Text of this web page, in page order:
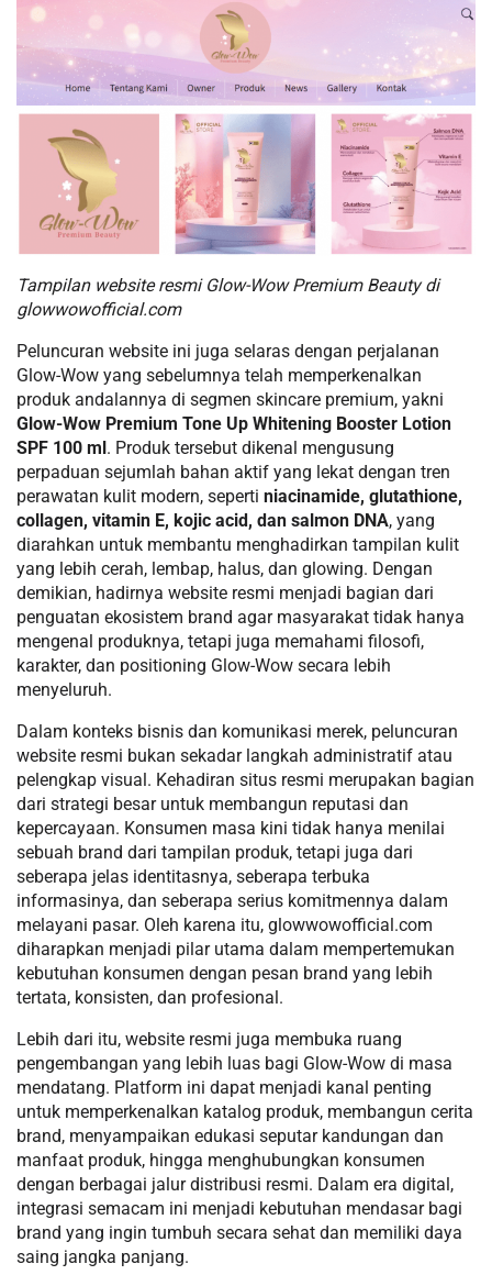
Tampilan website resmi Glow-Wow Premium Beauty di
glowwowofficial.com
Peluncuran website ini juga selaras dengan perjalanan
Glow-Wow yang sebelumnya telah memperkenalkan
produk andalannya di segmen skincare premium, yakni
Glow-Wow Premium Tone Up Whitening Booster Lotion
SPF 100 ml. Produk tersebut dikenal mengusung
perpaduan sejumlah bahan aktif yang lekat dengan tren
perawatan kulit modern, seperti niacinamide, glutathione,
collagen, vitamin E, kojic acid, dan salmon DNA, yang
diarahkan untuk membantu menghadirkan tampilan kulit
yang lebih cerah, lembap, halus, dan glowing. Dengan
demikian, hadirnya website resmi menjadi bagian dari
penguatan ekosistem brand agar masyarakat tidak hanya
mengenal produknya, tetapi juga memahami filosofi,
karakter, dan positioning Glow-Wow secara lebih
menyeluruh.
Dalam konteks bisnis dan komunikasi merek, peluncuran
website resmi bukan sekadar langkah administratif atau
pelengkap visual. Kehadiran situs resmi merupakan bagian
dari strategi besar untuk membangun reputasi dan
kepercayaan. Konsumen masa kini tidak hanya menilai
sebuah brand dari tampilan produk, tetapi juga dari
seberapa jelas identitasnya, seberapa terbuka
informasinya, dan seberapa serius komitmennya dalam
melayani pasar. Oleh karena itu, glowwowofficial.com
diharapkan menjadi pilar utama dalam mempertemukan
kebutuhan konsumen dengan pesan brand yang lebih
tertata, konsisten, dan profesional.
Lebih dari itu, website resmi juga membuka ruang
pengembangan yang lebih luas bagi Glow-Wow di masa
mendatang. Platform ini dapat menjadi kanal penting
untuk memperkenalkan katalog produk, membangun cerita
brand, menyampaikan edukasi seputar kandungan dan
manfaat produk, hingga menghubungkan konsumen
dengan berbagai jalur distribusi resmi. Dalam era digital,
integrasi semacam ini menjadi kebutuhan mendasar bagi
brand yang ingin tumbuh secara sehat dan memiliki daya
saing jangka panjang.